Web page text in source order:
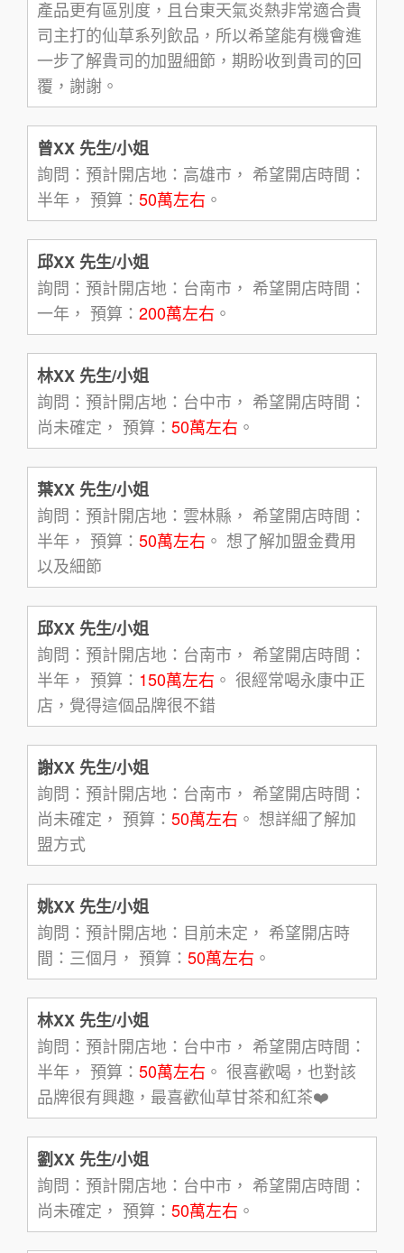
產品更有區別度，且台東天氣炎熱非常適合貴
司主打的仙草系列飲品，所以希望能有機會進
一步了解貴司的加盟細節，期盼收到貴司的回
覆，謝謝。
曾XX 先生/小姐
詢問：預計開店地：高雄市， 希望開店時間：
半年， 預算： 50萬左右 。
邱XX 先生/小姐
詢問：預計開店地：台南市， 希望開店時間：
一年， 預算： 200萬左右 。
林XX 先生/小姐
詢問：預計開店地：台中市， 希望開店時間：
尚未確定， 預算： 50萬左右 。
葉XX 先生/小姐
詢問：預計開店地：雲林縣， 希望開店時間：
半年， 預算： 50萬左右 。 想了解加盟金費用
以及細節
邱XX 先生/小姐
詢問：預計開店地：台南市， 希望開店時間：
半年， 預算： 150萬左右 。 很經常喝永康中正
店，覺得這個品牌很不錯
謝XX 先生/小姐
詢問：預計開店地：台南市， 希望開店時間：
尚未確定， 預算： 50萬左右 。 想詳細了解加
盟方式
姚XX 先生/小姐
詢問：預計開店地：目前未定， 希望開店時
間：三個月， 預算： 50萬左右 。
林XX 先生/小姐
詢問：預計開店地：台中市， 希望開店時間：
半年， 預算： 50萬左右 。 很喜歡喝，也對該
品牌很有興趣，最喜歡仙草甘茶和紅茶❤️
劉XX 先生/小姐
詢問：預計開店地：台中市， 希望開店時間：
尚未確定， 預算： 50萬左右 。